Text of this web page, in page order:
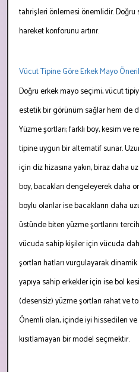
tahrişleri önlemesi önemlidir.
hareket konforunu artırır.
Vücut Tipine Göre Erkek Mayo
Doğru erkek mayo seçimi, vücut
estetik bir görünüm sağlar hem de
Yüzme şortları; farklı boy, kesim ve
tipine uygun bir alternatif sunar.
için diz hizasına yakın, biraz daha
boy, bacakları dengeleyerek daha
boylu olanlar ise bacakların daha
üstünde biten yüzme şortlarını
vücuda sahip kişiler için vücuda
şortları hatları vurgulayarak
yapıya sahip erkekler için ise bol
(desensiz) yüzme şortları rahat ve
Önemli olan, içinde iyi hissedilen
kısıtlamayan bir model seçmektir.